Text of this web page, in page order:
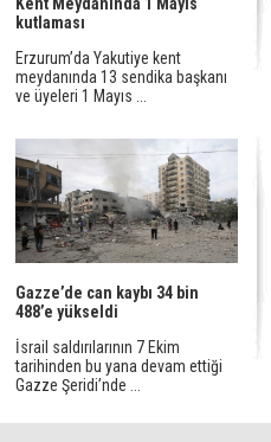
kutlaması
Erzurum’da Yakutiye kent
meydanında 13 sendika başkanı
ve üyeleri 1 Mayıs ...
Gazze’de can kaybı 34 bin
488’e yükseldi
İsrail saldırılarının 7 Ekim
tarihinden bu yana devam ettiği
Gazze Şeridi’nde ...